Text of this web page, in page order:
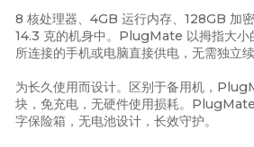
8 核处理器、4GB 运行内存、128GB 加
14.3 克的机身中。PlugMate 以拇指大小
所连接的手机或电脑直接供电，无需独立续
为长久使用而设计。区别于备用机，
块，免充电，无硬件使用损耗。
字保险箱，无电池设计，长效守护。